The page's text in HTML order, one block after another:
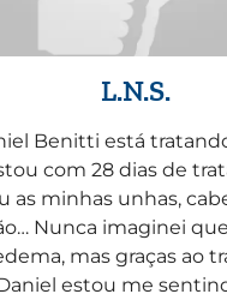
L.N.S.
Benitti está
com 28 dias de
as minhas unhas,
Nunca imaginei
mas graças ao
estou me